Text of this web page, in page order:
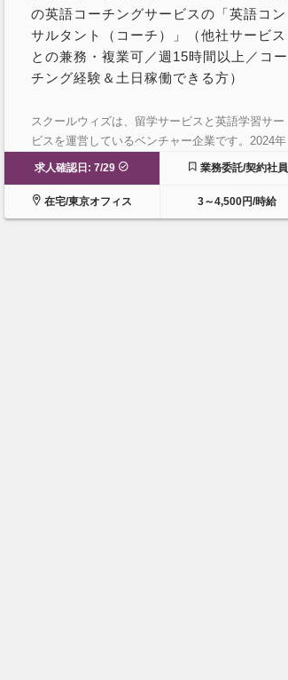
の英語コーチングサービスの「英語コン
サルタント（コーチ）」（他社サービス
との兼務・複業可／週15時間以上／コー
チング経験＆土日稼働できる方）
スクールウィズは、留学サービスと英語学習サー
ビスを運営しているベンチャー企業です。2024年
の夏にリ…
求人確認日: 7/29 業務委託/契約社員
在宅/東京オフィス 3～4,500円/時給